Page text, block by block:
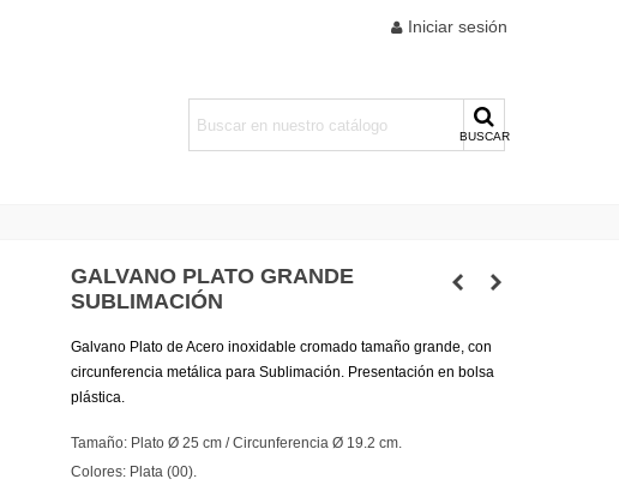
Iniciar sesión
BUSCAR
GALVANO PLATO GRANDE
SUBLIMACIÓN
Galvano Plato de Acero inoxidable cromado tamaño grande, con
circunferencia metálica para Sublimación. Presentación en bolsa
plástica.
Tamaño: Plato Ø 25 cm / Circunferencia Ø 19.2 cm.
Colores: Plata (00).